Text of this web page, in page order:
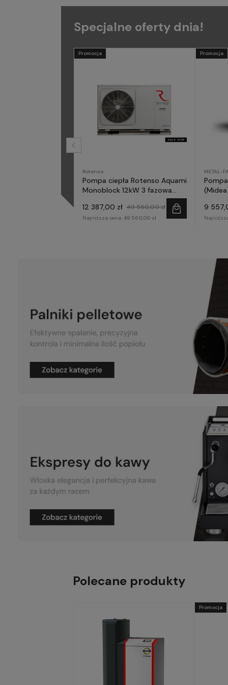
Specjalne oferty dnia!
Rotenso
Pompa ciepła Rotenso Aquami
Monoblock 12kW 3 fazowa
12 387,00 zł 49 560,00 zł
Najniższa cena: 49 560,00 zł
Promocja
METAL-
9
Promocja
Polecane produkty
Promocja